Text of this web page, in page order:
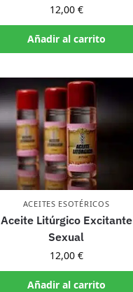
12,00 €
Añadir al carrito
ACEITES ESOTÉRICOS
Aceite Litúrgico Excitante
Sexual
12,00 €
Añadir al carrito